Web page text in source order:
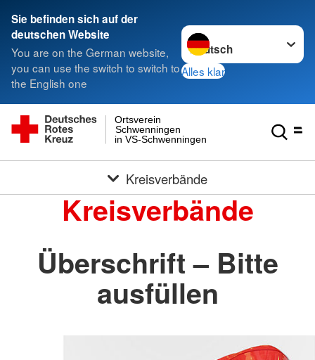
Sie befinden sich auf der
deutschen Website
You are on the German website,
you can use the switch to switch to
the English one
Sprache wechseln zu
Alles klar
in VS-Schwenningen
Schwenningen
Ortsverein
Kreisverbände
Kreisverbände
Überschrift – Bitte
ausfüllen